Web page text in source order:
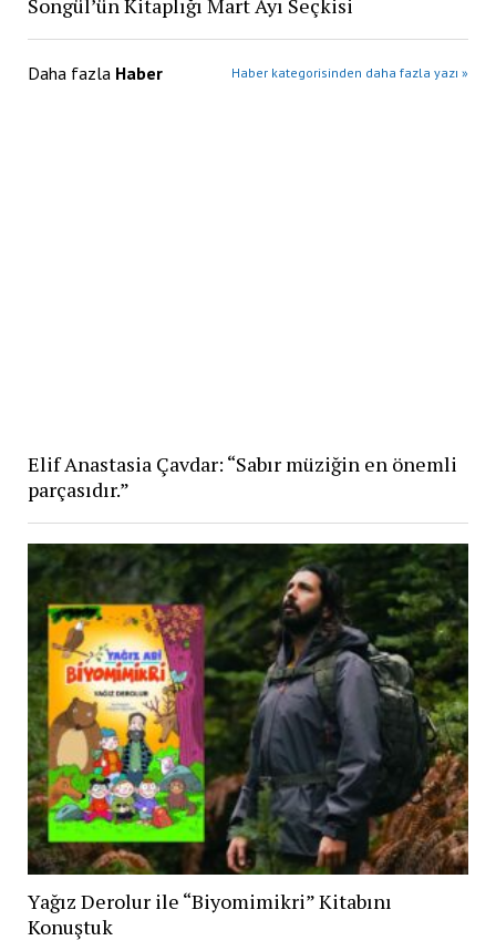
Daha fazla Haber Haber kategorisinden daha fazla yazı »
Elif Anastasia Çavdar: “Sabır müziğin en önemli
parçasıdır.”
Yağız Derolur ile “Biyomimikri” Kitabını
Konuştuk